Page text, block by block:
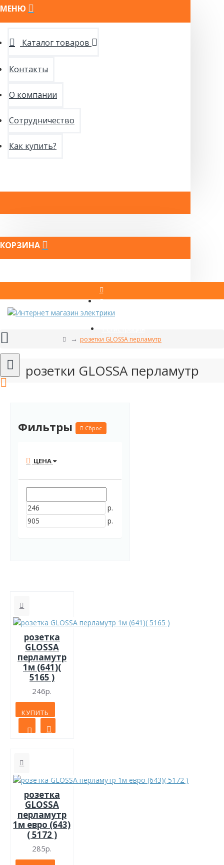
МЕНЮ
Каталог товаров
Контакты
О компании
Сотрудничество
Как купить?
КОРЗИНА
Вход
розетки GLOSSA перламутр
розетки GLOSSA перламутр
Фильтры Сброс
ЦЕНА
р.
р.
розетка
GLOSSA
перламутр
1м (641)(
5165 )
246р.
КУПИТЬ
розетка
GLOSSA
перламутр
1м евро (643)
( 5172 )
285р.